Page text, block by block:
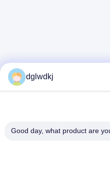
dglwdkj
Good day, what product are